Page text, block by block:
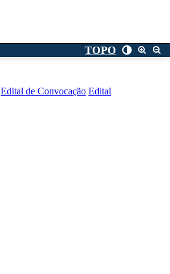
TOPO
Edital de Convocação Edital